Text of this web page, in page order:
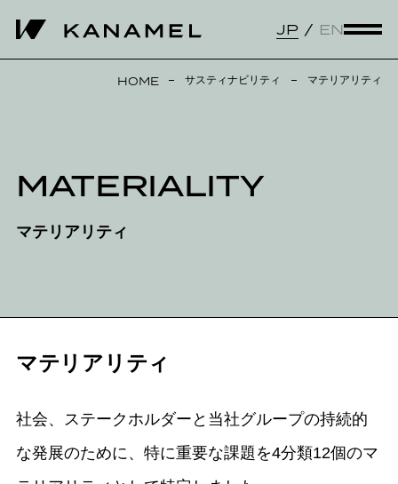
JP EN
HOME サスティナビリティ マテリアリティ
MATERIALITY
マテリアリティ
マテリアリティ
社会、ステークホルダーと当社グループの持続的
な発展のために、特に重要な課題を4分類12個のマ